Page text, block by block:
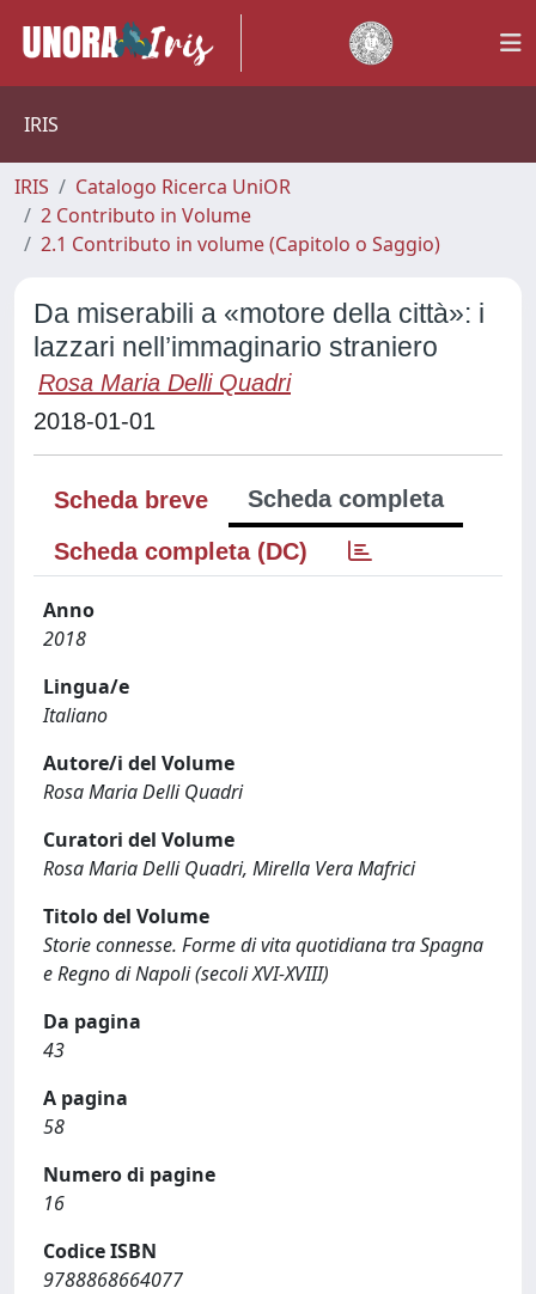
IRIS
IRIS
Catalogo Ricerca UniOR
2 Contributo in Volume
2.1 Contributo in volume (Capitolo o Saggio)
Da miserabili a «motore della città»: i
lazzari nell’immaginario straniero
Rosa Maria Delli Quadri
2018-01-01
Scheda breve
Scheda completa
Scheda completa (DC)
Anno
2018
Lingua/e
Italiano
Autore/i del Volume
Rosa Maria Delli Quadri
Curatori del Volume
Rosa Maria Delli Quadri, Mirella Vera Mafrici
Titolo del Volume
Storie connesse. Forme di vita quotidiana tra Spagna
e Regno di Napoli (secoli XVI-XVIII)
Da pagina
43
A pagina
58
Numero di pagine
16
Codice ISBN
9788868664077